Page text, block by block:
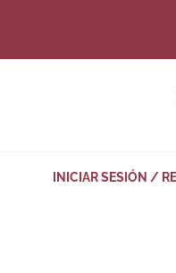
INICIAR SESIÓN /